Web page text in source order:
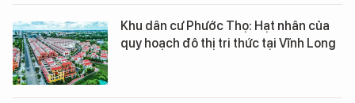
Khu dân cư Phước Thọ: Hạt nhân của
quy hoạch đô thị tri thức tại Vĩnh Long